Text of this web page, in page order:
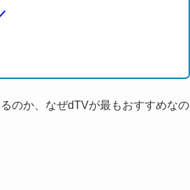
のか、なぜdTVが最もおすすめなの